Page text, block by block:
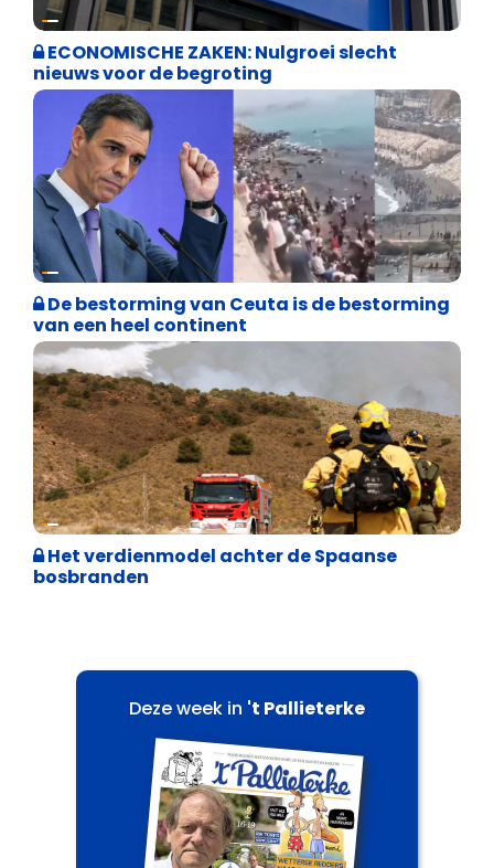
Binnenland politiek
ECONOMISCHE ZAKEN: Nulgroei slecht
nieuws voor de begroting
Asiel en Migratie
De bestorming van Ceuta is de bestorming
van een heel continent
Internationale politiek
Het verdienmodel achter de Spaanse
bosbranden
Deze week in 't Pallieterke